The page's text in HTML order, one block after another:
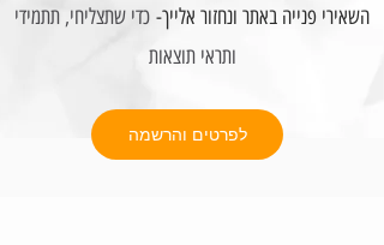
לפרטים והרשמה
השאירי פנייה באתר ונחזור אלייך- כדי שתצליחי, תתמידי
ותראי תוצאות